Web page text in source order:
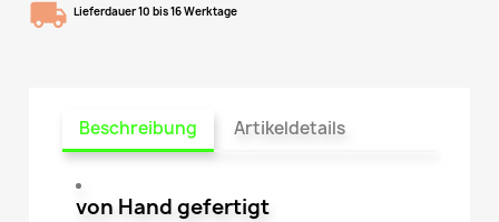
Lieferdauer 10 bis 16 Werktage
Beschreibung Artikeldetails
von Hand gefertigt